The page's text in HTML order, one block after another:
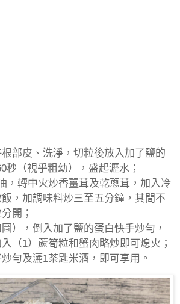
部皮、洗淨，切粒後放入加了鹽的
秒（視乎粗幼），盛起瀝水；
，轉中火炒香薑茸及乾蔥茸，加入冷
，加調味料炒三至五分鐘，其間不
開；
），倒入加了鹽的蛋白快手炒勻，
（1）蘆筍粒和蟹肉略炒即可熄火；
勻及灑1茶匙米酒，即可享用。